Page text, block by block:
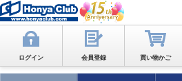
ログイン 会員登録 買い物かご